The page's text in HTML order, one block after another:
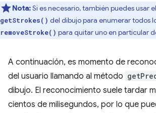
Nota:Si es necesario, también puedes usar
getStrokes() del dibujo para enumerar todos
removeStroke() para quitar uno en particular
A continuación, es momento de
del usuario llamando al método
dibujo. El reconocimiento suele tardar
cientos de milisegundos, por lo que